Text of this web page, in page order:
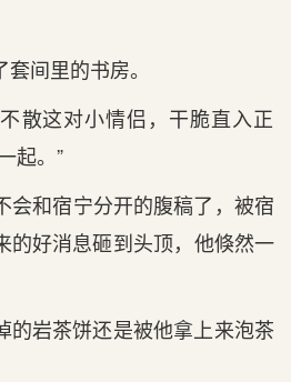
间里的书房。
散这对小情侣，干脆直入正‌
起。”
会和‌宿宁分开的腹稿了，被宿
的好消息砸到‌头‌顶，他倏然一
的岩茶饼还是‌被他拿上来泡茶